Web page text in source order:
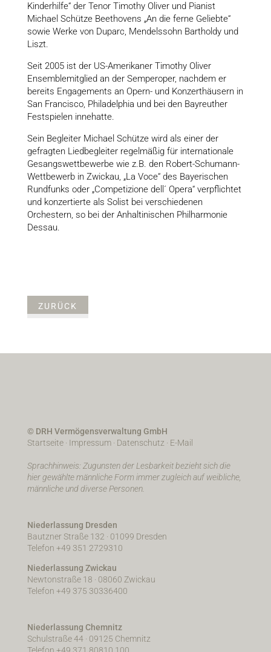
Kinderhilfe“ der Tenor Timothy Oliver und Pianist
Michael Schütze Beethovens „An die ferne Geliebte“
sowie Werke von Duparc, Mendelssohn Bartholdy und
Liszt.
Seit 2005 ist der US-Amerikaner Timothy Oliver
Ensemblemitglied an der Semperoper, nachdem er
bereits Engagements an Opern- und Konzerthäusern in
San Francisco, Philadelphia und bei den Bayreuther
Festspielen innehatte.
Sein Begleiter Michael Schütze wird als einer der
gefragten Liedbegleiter regelmäßig für internationale
Gesangswettbewerbe wie z.B. den Robert-Schumann-
Wettbewerb in Zwickau, „La Voce“ des Bayerischen
Rundfunks oder „Competizione dell´ Opera“ verpflichtet
und konzertierte als Solist bei verschiedenen
Orchestern, so bei der Anhaltinischen Philharmonie
Dessau.
ZURÜCK
© DRH Vermögensverwaltung GmbH
Startseite· Impressum· Datenschutz · E-Mail
Sprachhinweis: Zugunsten der Lesbarkeit bezieht sich die
hier gewählte männliche Form immer zugleich auf weibliche,
männliche und diverse Personen.
Niederlassung Dresden
Bautzner Straße 132 · 01099 Dresden
Telefon +49 351 2729310
Niederlassung Zwickau
Newtonstraße 18 · 08060 Zwickau
Telefon +49 375 30336400
Niederlassung Chemnitz
Schulstraße 44 · 09125 Chemnitz